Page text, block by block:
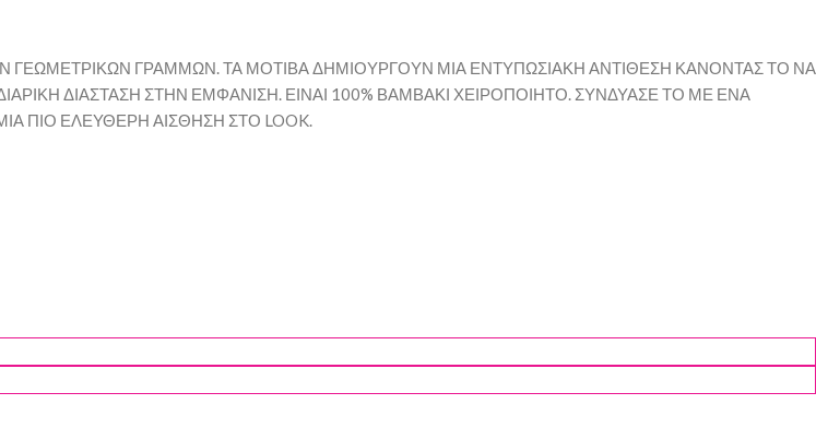
ΓΡΑΜΜΩΝ. ΤΑ ΜΟΤΙΒΑ ΔΗΜΙΟΥΡΓΟΥΝ ΜΙΑ ΕΝΤΥΠΩΣΙΑΚΗ ΑΝΤΙΘΕΣΗ ΚΑΝΟΝΤΑΣ ΤΟ ΝΑ
ΔΙΑΣΤΑΣΗ ΣΤΗΝ ΕΜΦΑΝΙΣΗ. ΕΙΝΑΙ 100% ΒΑΜΒΑΚΙ ΧΕΙΡΟΠΟΙΗΤΟ. ΣΥΝΔΥΑΣΕ ΤΟ ΜΕ ΕΝΑ
ΠΙΟ ΕΛΕΥΘΕΡΗ ΑΙΣΘΗΣΗ ΣΤΟ LOOK.